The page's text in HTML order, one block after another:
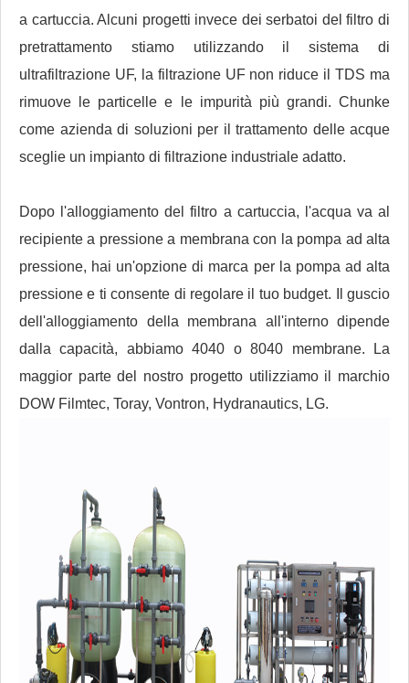
a cartuccia. Alcuni progetti invece dei serbatoi del filtro di
pretrattamento stiamo utilizzando il sistema di
ultrafiltrazione UF, la filtrazione UF non riduce il TDS ma
rimuove le particelle e le impurità più grandi. Chunke
come azienda di soluzioni per il trattamento delle acque
sceglie un impianto di filtrazione industriale adatto.
Dopo l'alloggiamento del filtro a cartuccia, l'acqua va al
recipiente a pressione a membrana con la pompa ad alta
pressione, hai un'opzione di marca per la pompa ad alta
pressione e ti consente di regolare il tuo budget. Il guscio
dell'alloggiamento della membrana all'interno dipende
dalla capacità, abbiamo 4040 o 8040 membrane. La
maggior parte del nostro progetto utilizziamo il marchio
DOW Filmtec, Toray, Vontron, Hydranautics, LG.